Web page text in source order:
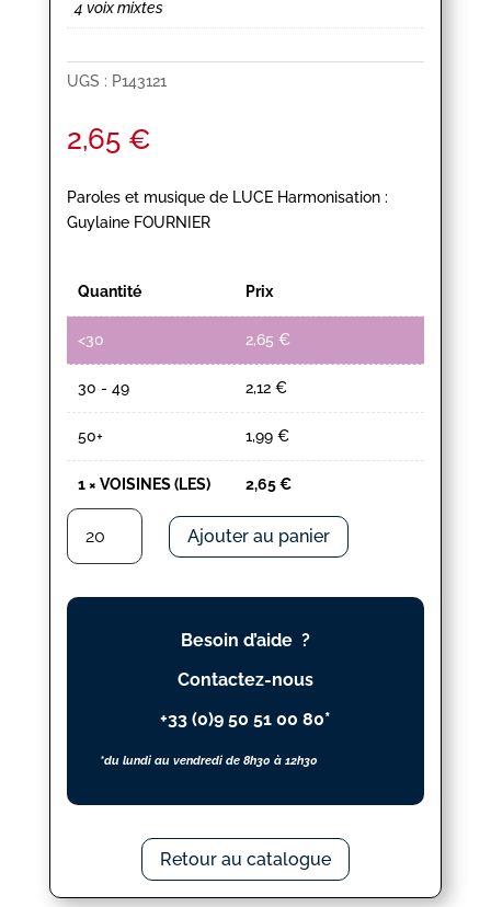
4 voix mixtes
UGS : P143121
2,65 €
Paroles et musique de LUCE Harmonisation :
Guylaine FOURNIER
Quantité Prix
<30 2,65 €
30 - 49 2,12 €
50+ 1,99 €
1× VOISINES (LES) 2,65€
quantité
VOISINES
(LES)
Ajouter au panier
Besoin d’aide ?
Contactez-nous
+33 (0)9 50 51 00 80*
*du lundi au vendredi de 8h30 à 12h30
Retour au catalogue